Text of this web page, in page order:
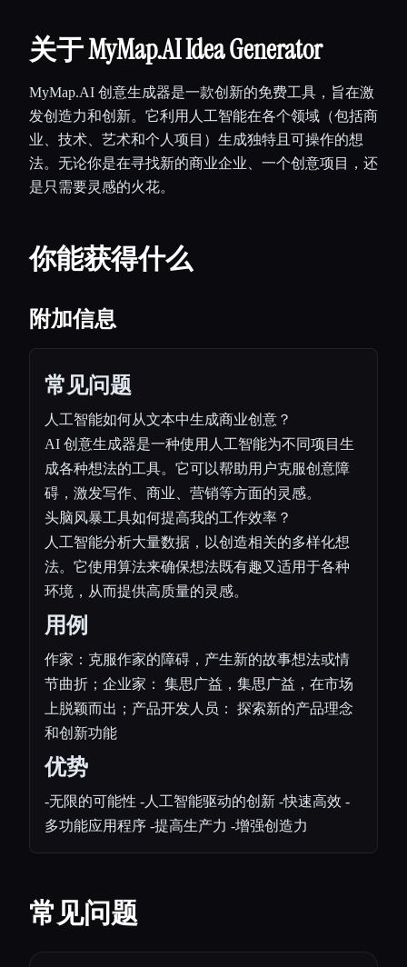
关于 MyMap.AI Idea Generator
MyMap.AI 创意生成器是一款创新的免费工具，旨在激
发创造力和创新。它利用人工智能在各个领域（包括商
业、技术、艺术和个人项目）生成独特且可操作的想
法。无论你是在寻找新的商业企业、一个创意项目，还
是只需要灵感的火花。
你能获得什么
附加信息
常见问题
人工智能如何从文本中生成商业创意？
AI 创意生成器是一种使用人工智能为不同项目生
成各种想法的工具。它可以帮助用户克服创意障
碍，激发写作、商业、营销等方面的灵感。
头脑风暴工具如何提高我的工作效率？
人工智能分析大量数据，以创造相关的多样化想
法。它使用算法来确保想法既有趣又适用于各种
环境，从而提供高质量的灵感。
用例
作家：克服作家的障碍，产生新的故事想法或情
节曲折；企业家： 集思广益，集思广益，在市场
上脱颖而出；产品开发人员： 探索新的产品理念
和创新功能
优势
-无限的可能性 -人工智能驱动的创新 -快速高效 -
多功能应用程序 -提高生产力 -增强创造力
常见问题